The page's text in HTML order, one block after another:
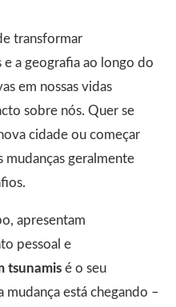
transformar
e a geografia ao longo do
em nossas vidas
sobre nós. Quer se
cidade ou começar
geralmente
apresentam
pessoal e
tsunamis é o seu
está chegando –